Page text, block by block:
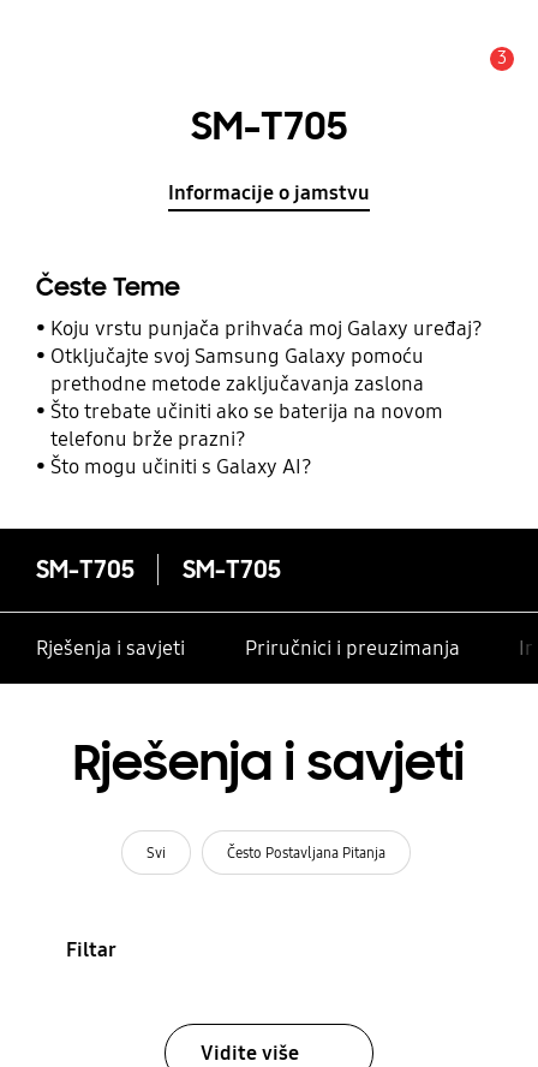
3
SM-T705
Informacije o jamstvu
Česte Teme
Koju vrstu punjača prihvaća moj Galaxy uređaj?
Otključajte svoj Samsung Galaxy pomoću
prethodne metode zaključavanja zaslona
Što trebate učiniti ako se baterija na novom
telefonu brže prazni?
Što mogu učiniti s Galaxy AI?
SM-T705 SM-T705
Rješenja i savjeti Priručnici i preuzimanja
Rješenja i savjeti
Svi Često Postavljana Pitanja
Filtar
Vidite više